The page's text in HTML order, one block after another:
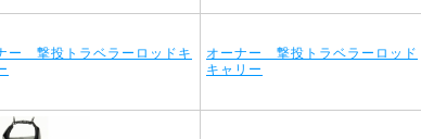
オーナー 撃投トラベラーロッド
キャリー